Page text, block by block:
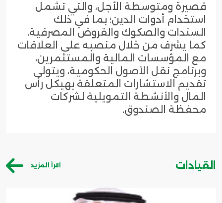
قصيرة ومتوسطة الأجل، والتي تشمل
استخدام أدوات الدين؛ بما في ذلك
السندات والصكوك والقروض المصرفية.
كما يشرف من خلال منصبه على العلاقات
مع المؤسسات المالية والمستثمرين،
وبرنامج نقل الأصول الحكومية، ويتولى
تقديم الاستشارات المتعلقة بهيكل رأس
المال والأنشطة التمويلية لشركات
محفظة الصندوق.
القيادات اقرأ المزيد